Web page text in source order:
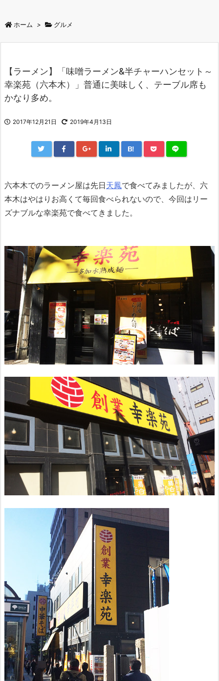
ホーム > グルメ
【ラーメン】「味噌ラーメン&半チャーハンセット～
幸楽苑（六本木）」普通に美味しく、テーブル席も
かなり多め。
2017年12月21日 2019年4月13日
B!
六本木でのラーメン屋は先日天鳳で食べてみましたが、六
本木はやはりお高くて毎回食べられないので、今回はリー
ズナブルな幸楽苑で食べてきました。